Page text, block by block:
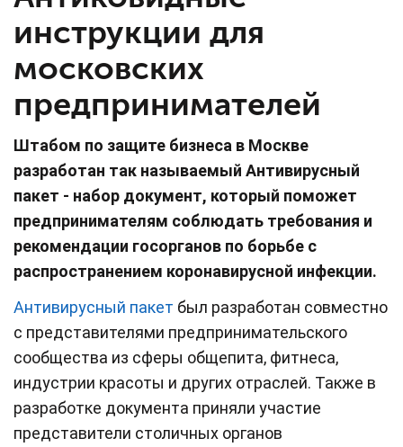
инструкции для
московских
предпринимателей
Штабом по защите бизнеса в Москве
разработан так называемый Антивирусный
пакет - набор документ, который поможет
предпринимателям соблюдать требования и
рекомендации госорганов по борьбе с
распространением коронавирусной инфекции.
Антивирусный пакет был разработан совместно
с представителями предпринимательского
сообщества из сферы общепита, фитнеса,
индустрии красоты и других отраслей. Также в
разработке документа приняли участие
представители столичных органов